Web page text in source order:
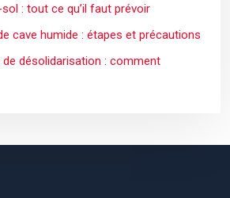
: tout ce qu’il faut prévoir
cave humide : étapes et précautions
de désolidarisation : comment